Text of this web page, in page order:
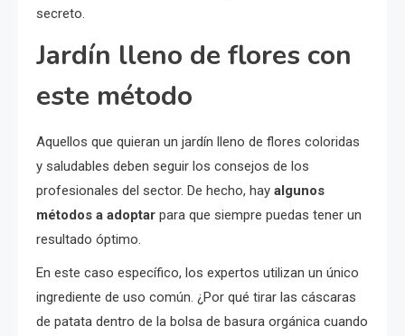
secreto.
Jardín lleno de flores con
este método
Aquellos que quieran un jardín lleno de flores coloridas
y saludables deben seguir los consejos de los
profesionales del sector. De hecho, hay algunos
métodos a adoptar para que siempre puedas tener un
resultado óptimo.
En este caso específico, los expertos utilizan un único
ingrediente de uso común. ¿Por qué tirar las cáscaras
de patata dentro de la bolsa de basura orgánica cuando